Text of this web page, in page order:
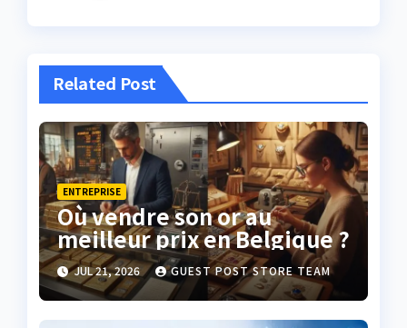
Related Post
ENTREPRISE
Où vendre son or au
meilleur prix en Belgique ?
JUL 21, 2026 GUEST POST STORE TEAM